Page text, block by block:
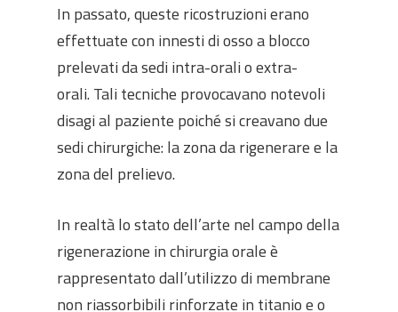
In passato, queste ricostruzioni erano
effettuate con innesti di osso a blocco
prelevati da sedi intra-orali o extra-
orali. Tali tecniche provocavano notevoli
disagi al paziente poiché si creavano due
sedi chirurgiche: la zona da rigenerare e la
zona del prelievo.
In realtà lo stato dell’arte nel campo della
rigenerazione in chirurgia orale è
rappresentato dall’utilizzo di membrane
non riassorbibili rinforzate in titanio e o